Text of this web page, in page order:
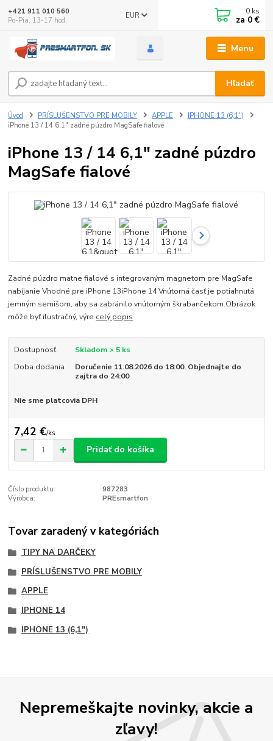
Menu
EUR
Hľadať
+421 911 010 560
Po-Pia, 13-17 hod.
0 ks
za 0 €
Úvod PRÍSLUŠENSTVO PRE MOBILY APPLE
IPHONE 13 (6,1")
iPhone 13 / 14 6,1" zadné púzdro MagSafe fialové
iPhone 13 / 14 6,1" zadné púzdro
MagSafe fialové
Zadné púzdro matne fialové s integrovaným magnetom pre MagSafe
nabíjanie Vhodné pre:iPhone 13iPhone 14 Vnútorná časť je potiahnutá
jemným semišom, aby sa zabránilo vnútorným škrabančekom.Obrázok
môže byť ilustračný, výre celý popis
Dostupnosť
Skladom > 5 ks
Doba dodania
Doručenie 11.08.2026 do 18:00. Objednajte do
zajtra do 24:00
Nie sme platcovia DPH
7,42 €/ks
Pridať do košíka
Číslo produktu:
987283
Výrobca:
PREsmartfon
Tovar zaradený v kategóriách
TIPY NA DARČEKY
PRÍSLUŠENSTVO PRE MOBILY
APPLE
IPHONE 14
IPHONE 13 (6,1")
Nepremeškajte novinky, akcie a
zľavy!